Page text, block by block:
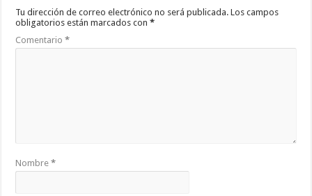
Tu dirección de correo electrónico no será publicada. Los campos
obligatorios están marcados con*
Comentario*
Nombre*